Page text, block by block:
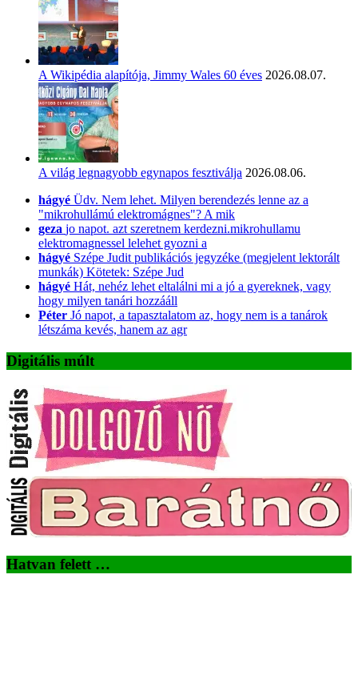
A Wikipédia alapítója, Jimmy Wales 60 éves 2026.08.07.
A világ legnagyobb egynapos fesztiválja 2026.08.06.
hágyé Üdv. Nem lehet. Milyen berendezés lenne az a
"mikrohullámú elektromágnes"? A mik
geza jo napot. azt szeretnem kerdezni.mikrohullamu
elektromagnessel lelehet gyozni a
hágyé Szépe Judit publikációs jegyzéke (megjelent lektorált
munkák) Kötetek: Szépe Jud
hágyé Hát, nehéz lehet eltalálni mi a jó a gyereknek, vagy
hogy milyen tanári hozzááll
Péter Jó napot, a tapasztalatom az, hogy nem is a tanárok
létszáma kevés, hanem az agr
Digitális múlt
Hatvan felett …